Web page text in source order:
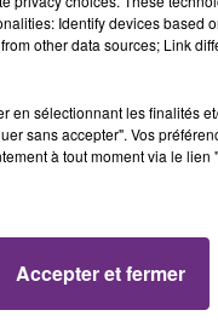
END
WOINIC
un grand jour :
Identify devices based
other data sources; Link
en sélectionnant les finalités
sans accepter". Vos
à tout moment via le lien
Accepter et fermer